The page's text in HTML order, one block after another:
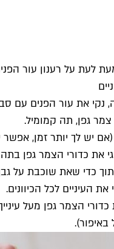
לעת על רענון עור
נקי את עור הפנים עם
את כדורי הצמר גפן
תוך כדי שאת שוכבת על
העיניים לכל הכיוונים.
הצמר גפן מעל
באיפור).